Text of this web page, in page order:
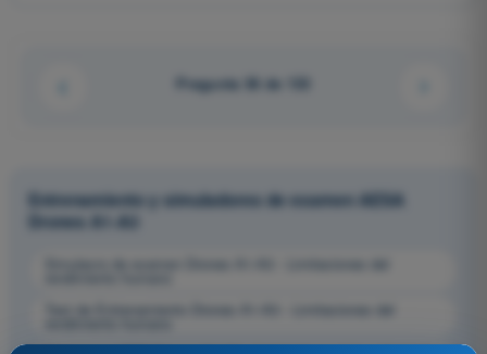
Pregunta 36 de 133
Entrenamiento y simuladores de examen AESA
Drones A1-A3
Simulacro de examen Drones A1-A3 - Limitaciones del
Test de Entrenamiento Drones A1-A3 - Limitaciones del